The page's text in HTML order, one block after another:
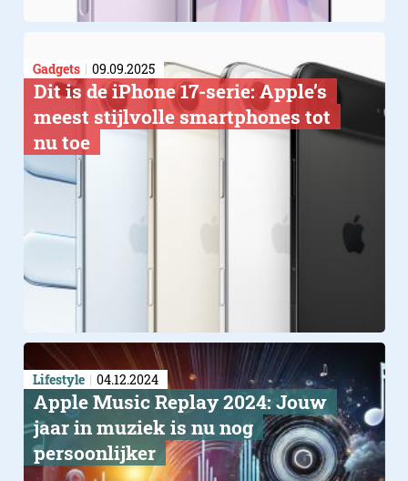
Gadgets 09.09.2025
Dit is de iPhone 17-serie: Apple’s
meest stijlvolle smartphones tot
nu toe
Lifestyle 04.12.2024
Apple Music Replay 2024: Jouw
jaar in muziek is nu nog
persoonlijker